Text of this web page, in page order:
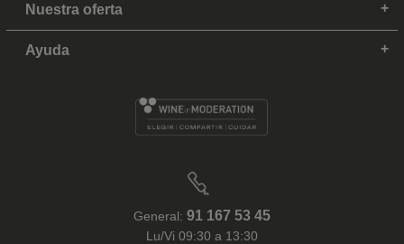
Nuestra oferta
Ayuda
General: 91 167 53 45
Lu/Vi 09:30 a 13:30